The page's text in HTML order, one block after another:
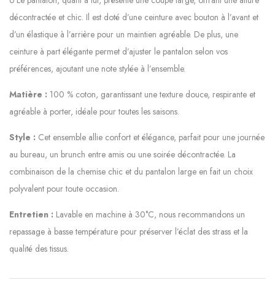
décontractée et chic. Il est doté d’une ceinture avec bouton à l’avant et
d’un élastique à l’arrière pour un maintien agréable. De plus, une
ceinture à part élégante permet d’ajuster le pantalon selon vos
préférences, ajoutant une note stylée à l’ensemble.
Matière : 100 % coton, garantissant une texture douce, respirante et
agréable à porter, idéale pour toutes les saisons.
Style : Cet ensemble allie confort et élégance, parfait pour une journée
au bureau, un brunch entre amis ou une soirée décontractée. La
combinaison de la chemise chic et du pantalon large en fait un choix
polyvalent pour toute occasion.
Entretien : Lavable en machine à 30°C, nous recommandons un
repassage à basse température pour préserver l’éclat des strass et la
qualité des tissus.